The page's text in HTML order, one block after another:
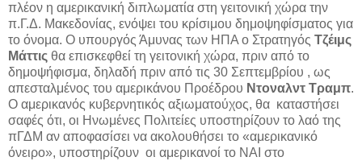
πλέον η αμερικανική διπλωματία στη γειτονική χώρα την
π.Γ.Δ. Μακεδονίας, ενόψει του κρίσιμου δημοψηφίσματος για
το όνομα. Ο υπουργός Άμυνας των ΗΠΑ ο Στρατηγός Τζέιμς
Μάττις θα επισκεφθεί τη γειτονική χώρα, πριν από το
δημοψήφισμα, δηλαδή πριν από τις 30 Σεπτεμβρίου , ως
απεσταλμένος του αμερικάνου Προέδρου Ντοναλντ Τραμπ.
Ο αμερικανός κυβερνητικός αξιωματούχος, θα καταστήσει
σαφές ότι, οι Ηνωμένες Πολιτείες υποστηρίζουν το λαό της
πΓΔΜ αν αποφασίσει να ακολουθήσει το «αμερικανικό
όνειρο», υποστηρίζουν οι αμερικανοί το ΝΑΙ στο